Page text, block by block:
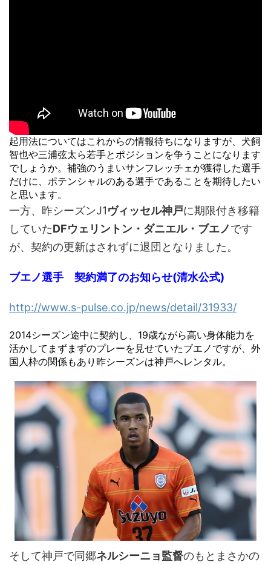
起用法についてはこれからの情報待ちになりますが、犬飼
智也や三浦弦太ら若手とポジションを争うことになります
でしょうか。補強のうまいサンフレッチェが獲得した選手
だけに、ポテンシャルのある選手であることを期待したい
と思います。
一方、昨シーズンJ1ヴィッセル神戸に期限付き移籍
していたDFウェリントン・ダニエル・ブエノです
が、契約の更新はされずに退団となりました。
ブエノ選手 契約満了のお知らせ(清水公式)
http://www.s-pulse.co.jp/news/detail/31933/
2014シーズン途中に契約し、19歳ながら高い身体能力を
活かしてまずまずのプレーを見せていたブエノですが、外
国人枠の関係もあり昨シーズンは神戸へレンタル。
そして神戸で同郷ネルシーニョ監督のもとまさかの